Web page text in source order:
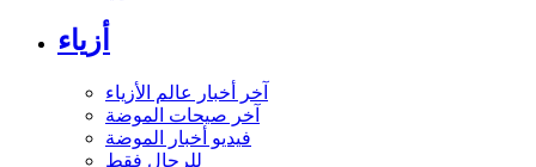
أزياء
آخر أخبار عالم الأزياء
آخر صيحات الموضة
فيديو أخبار الموضة
للرجال فقط